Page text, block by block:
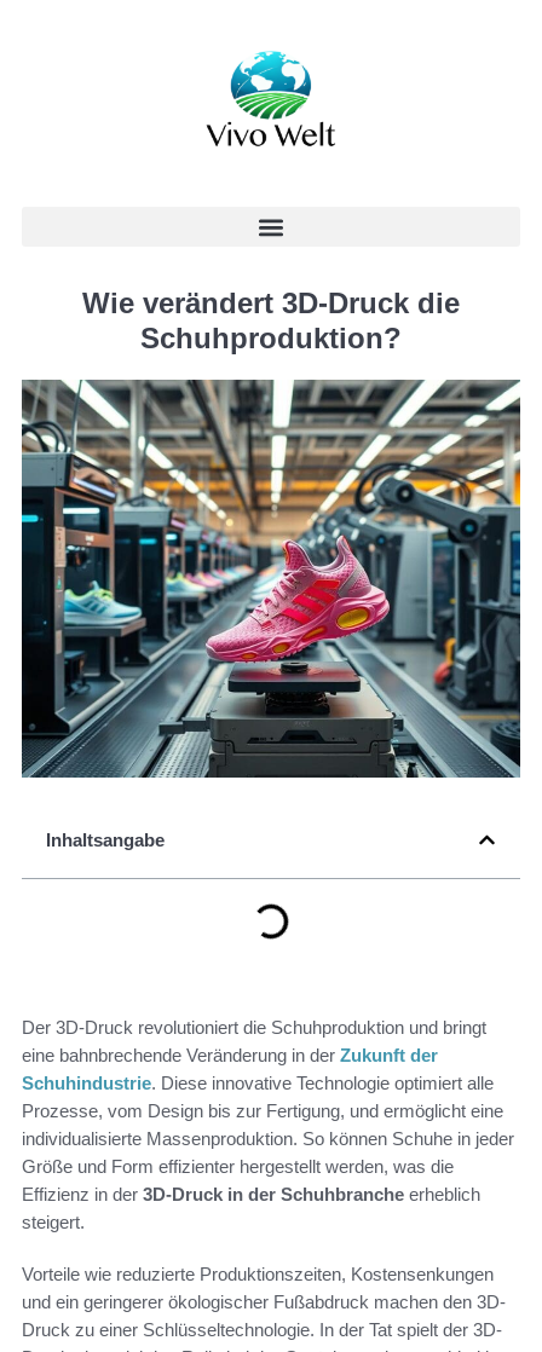
Wie verändert 3D-Druck die
Schuhproduktion?
Inhaltsangabe
Der 3D-Druck revolutioniert die Schuhproduktion und bringt
eine bahnbrechende Veränderung in der Zukunft der
Schuhindustrie. Diese innovative Technologie optimiert alle
Prozesse, vom Design bis zur Fertigung, und ermöglicht eine
individualisierte Massenproduktion. So können Schuhe in jeder
Größe und Form effizienter hergestellt werden, was die
Effizienz in der 3D-Druck in der Schuhbranche erheblich
steigert.
Vorteile wie reduzierte Produktionszeiten, Kostensenkungen
und ein geringerer ökologischer Fußabdruck machen den 3D-
Druck zu einer Schlüsseltechnologie. In der Tat spielt der 3D-